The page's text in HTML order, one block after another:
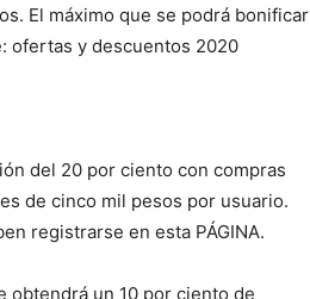
El máximo que se podrá bonificar
ofertas y descuentos 2020
del 20 por ciento con compras
de cinco mil pesos por usuario.
registrarse en esta PÁGINA.
obtendrá un 10 por ciento de